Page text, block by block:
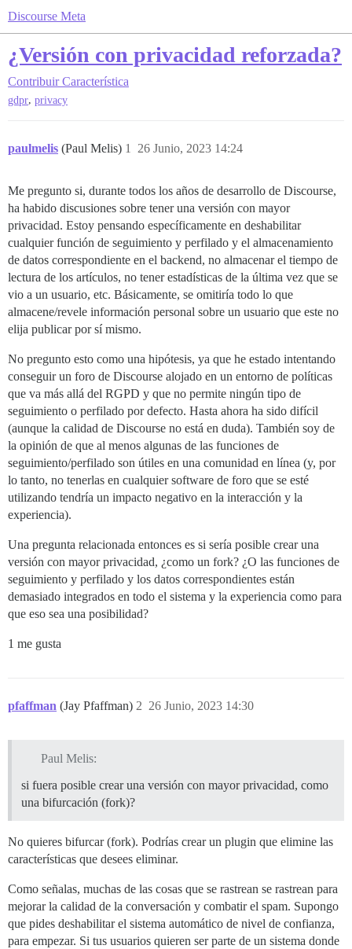
Discourse Meta
¿Versión con privacidad reforzada?
Contribuir Característica
gdpr, privacy
paulmelis (Paul Melis) 26 Junio, 2023 14:24
1
Me pregunto si, durante todos los años de desarrollo de Discourse,
ha habido discusiones sobre tener una versión con mayor
privacidad. Estoy pensando específicamente en deshabilitar
cualquier función de seguimiento y perfilado y el almacenamiento
de datos correspondiente en el backend, no almacenar el tiempo de
lectura de los artículos, no tener estadísticas de la última vez que se
vio a un usuario, etc. Básicamente, se omitiría todo lo que
almacene/revele información personal sobre un usuario que este no
elija publicar por sí mismo.
No pregunto esto como una hipótesis, ya que he estado intentando
conseguir un foro de Discourse alojado en un entorno de políticas
que va más allá del RGPD y que no permite ningún tipo de
seguimiento o perfilado por defecto. Hasta ahora ha sido difícil
(aunque la calidad de Discourse no está en duda). También soy de
la opinión de que al menos algunas de las funciones de
seguimiento/perfilado son útiles en una comunidad en línea (y, por
lo tanto, no tenerlas en cualquier software de foro que se esté
utilizando tendría un impacto negativo en la interacción y la
experiencia).
Una pregunta relacionada entonces es si sería posible crear una
versión con mayor privacidad, ¿como un fork? ¿O las funciones de
seguimiento y perfilado y los datos correspondientes están
demasiado integrados en todo el sistema y la experiencia como para
que eso sea una posibilidad?
1 me gusta
pfaffman (Jay Pfaffman) 26 Junio, 2023 14:30
2
Paul Melis:
si fuera posible crear una versión con mayor privacidad, como
una bifurcación (fork)?
No quieres bifurcar (fork). Podrías crear un plugin que elimine las
características que desees eliminar.
Como señalas, muchas de las cosas que se rastrean se rastrean para
mejorar la calidad de la conversación y combatir el spam. Supongo
que pides deshabilitar el sistema automático de nivel de confianza,
para empezar. Si tus usuarios quieren ser parte de un sistema donde